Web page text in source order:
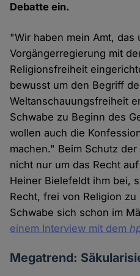
Debatte ein.
"Wir haben mein Amt, das
Vorgängerregierung mit
Religionsfreiheit
bewusst um den Begriff
Weltanschauungsfreiheit
Schwabe zu Beginn des
wollen auch die
machen." Beim Schutz
nicht nur um das Recht
Heiner Bielefeldt ihm bei,
Recht, frei von Religion zu
Schwabe sich schon im
einem Interview mit dem
Megatrend: